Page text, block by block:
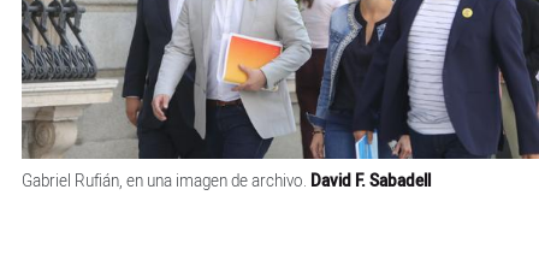
Gabriel Rufián, en una imagen de archivo. David F. Sabadell